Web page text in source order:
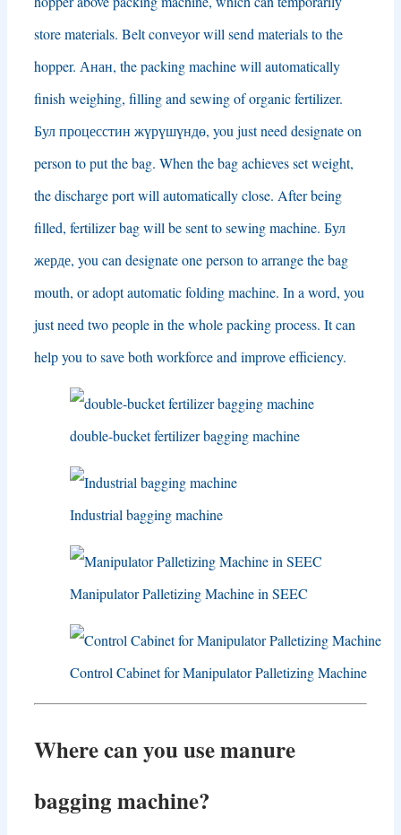
store materials. Belt conveyor will send materials to the
hopper. Анан, the packing machine will automatically
finish weighing, filling and sewing of organic fertilizer.
Бул процесстин жүрүшүндө, you just need designate on
person to put the bag. When the bag achieves set weight,
the discharge port will automatically close. After being
filled, fertilizer bag will be sent to sewing machine. Бул
жерде, you can designate one person to arrange the bag
mouth, or adopt automatic folding machine. In a word, you
just need two people in the whole packing process. It can
help you to save both workforce and improve efficiency.
double-bucket fertilizer bagging machine
Industrial bagging machine
Manipulator Palletizing Machine in SEEC
Control Cabinet for Manipulator Palletizing Machine
Where can you use manure
bagging machine?